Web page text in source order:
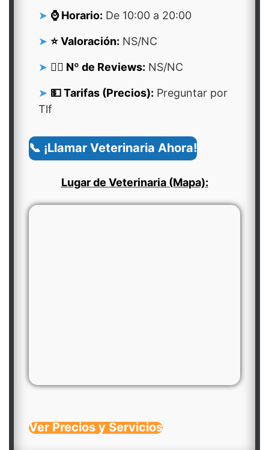
⌚ Horario: De 10:00 a 20:00
⭐ Valoración: NS/NC
👍🏻 Nº de Reviews: NS/NC
💵 Tarifas (Precios): Preguntar por
Tlf
📞 ¡Llamar Veterinaria Ahora!
Lugar de Veterinaria (Mapa):
Ver Precios y Servicios